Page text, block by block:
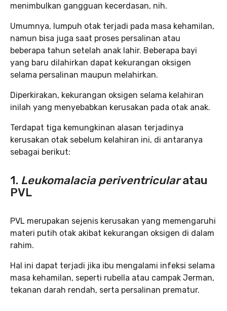
menimbulkan gangguan kecerdasan, nih.
Umumnya, lumpuh otak terjadi pada masa kehamilan,
namun bisa juga saat proses persalinan atau
beberapa tahun setelah anak lahir. Beberapa bayi
yang baru dilahirkan dapat kekurangan oksigen
selama persalinan maupun melahirkan.
Diperkirakan, kekurangan oksigen selama kelahiran
inilah yang menyebabkan kerusakan pada otak anak.
Terdapat tiga kemungkinan alasan terjadinya
kerusakan otak sebelum kelahiran ini, di antaranya
sebagai berikut:
1. Leukomalacia periventricularatau
PVL
PVL merupakan sejenis kerusakan yang memengaruhi
materi putih otak akibat kekurangan oksigen di dalam
rahim.
Hal ini dapat terjadi jika ibu mengalami infeksi selama
masa kehamilan, seperti rubella atau campak Jerman,
tekanan darah rendah, serta persalinan prematur.